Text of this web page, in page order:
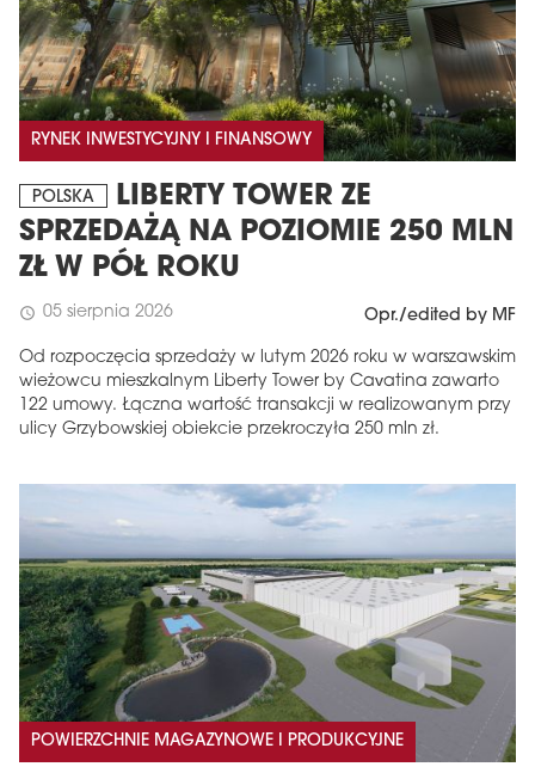
RYNEK INWESTYCYJNY I FINANSOWY
POLSKA
LIBERTY TOWER ZE
SPRZEDAŻĄ NA POZIOMIE 250 MLN
ZŁ W PÓŁ ROKU
schedule 05 sierpnia 2026 Opr./edited by MF
Od rozpoczęcia sprzedaży w lutym 2026 roku w warszawskim
wieżowcu mieszkalnym Liberty Tower by Cavatina zawarto
122 umowy. Łączna wartość transakcji w realizowanym przy
ulicy Grzybowskiej obiekcie przekroczyła 250 mln zł.
POWIERZCHNIE MAGAZYNOWE I PRODUKCYJNE